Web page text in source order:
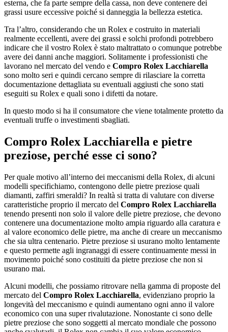
esterna, che fa parte sempre della cassa, non deve contenere dei
grassi usure eccessive poiché si danneggia la bellezza estetica.
Tra l’altro, considerando che un Rolex e costruito in materiali
realmente eccellenti, avere dei grassi e solchi profondi potrebbero
indicare che il vostro Rolex è stato maltrattato o comunque potrebbe
avere dei danni anche maggiori. Solitamente i professionisti che
lavorano nel mercato del vendo e Compro Rolex Lacchiarella
sono molto seri e quindi cercano sempre di rilasciare la corretta
documentazione dettagliata su eventuali aggiusti che sono stati
eseguiti su Rolex e quali sono i difetti da notare.
In questo modo si ha il consumatore che viene totalmente protetto da
eventuali truffe o investimenti sbagliati.
Compro Rolex Lacchiarella e pietre
preziose, perché esse ci sono?
Per quale motivo all’interno dei meccanismi della Rolex, di alcuni
modelli specifichiamo, contengono delle pietre preziose quali
diamanti, zaffiri smeraldi? In realtà si tratta di valutare con diverse
caratteristiche proprio il mercato del Compro Rolex Lacchiarella
tenendo presenti non solo il valore delle pietre preziose, che devono
contenere una documentazione molto ampia riguardo alla caratura e
al valore economico delle pietre, ma anche di creare un meccanismo
che sia ultra centenario. Pietre preziose si usurano molto lentamente
e questo permette agli ingranaggi di essere continuamente messi in
movimento poiché sono costituiti da pietre preziose che non si
usurano mai.
Alcuni modelli, che possiamo ritrovare nella gamma di proposte del
mercato del Compro Rolex Lacchiarella, evidenziano proprio la
longevità del meccanismo e quindi aumentano ogni anno il valore
economico con una super rivalutazione. Nonostante ci sono delle
pietre preziose che sono soggetti al mercato mondiale che possono